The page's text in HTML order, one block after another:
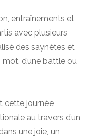
entraînements et
avec plusieurs
des saynètes et
d’une battle ou
cette journée
au travers d’un
une joie, un